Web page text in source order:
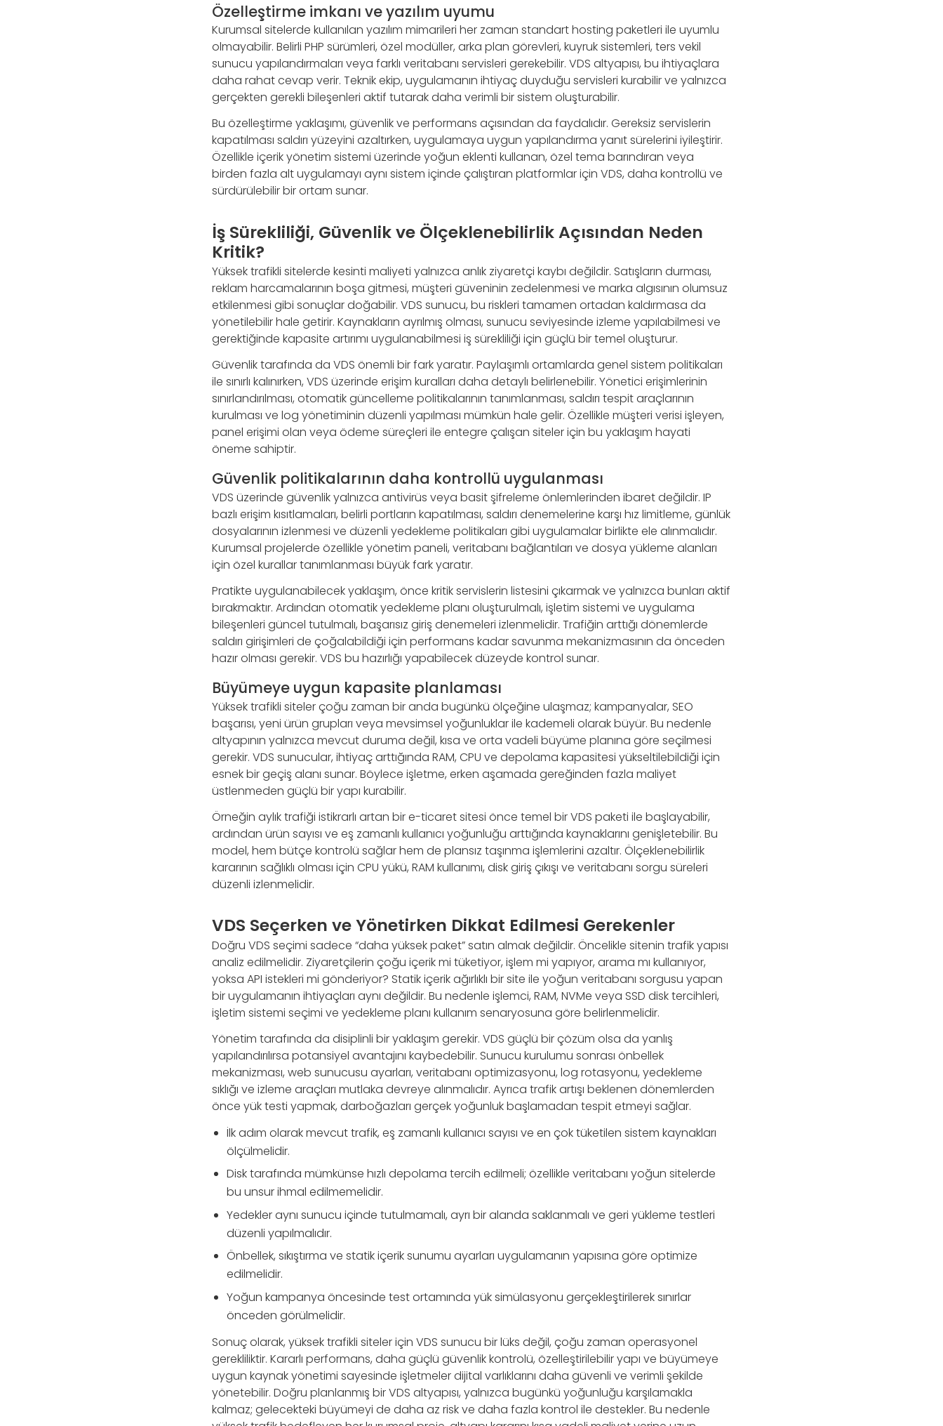
Özelleştirme imkanı ve yazılım uyumu
Kurumsal sitelerde kullanılan yazılım mimarileri her zaman standart hosting paketleri ile uyumlu
olmayabilir. Belirli PHP sürümleri, özel modüller, arka plan görevleri, kuyruk sistemleri, ters vekil
sunucu yapılandırmaları veya farklı veritabanı servisleri gerekebilir. VDS altyapısı, bu ihtiyaçlara
daha rahat cevap verir. Teknik ekip, uygulamanın ihtiyaç duyduğu servisleri kurabilir ve yalnızca
gerçekten gerekli bileşenleri aktif tutarak daha verimli bir sistem oluşturabilir.
Bu özelleştirme yaklaşımı, güvenlik ve performans açısından da faydalıdır. Gereksiz servislerin
kapatılması saldırı yüzeyini azaltırken, uygulamaya uygun yapılandırma yanıt sürelerini iyileştirir.
Özellikle içerik yönetim sistemi üzerinde yoğun eklenti kullanan, özel tema barındıran veya
birden fazla alt uygulamayı aynı sistem içinde çalıştıran platformlar için VDS, daha kontrollü ve
sürdürülebilir bir ortam sunar.
İş Sürekliliği, Güvenlik ve Ölçeklenebilirlik Açısından Neden
Kritik?
Yüksek trafikli sitelerde kesinti maliyeti yalnızca anlık ziyaretçi kaybı değildir. Satışların durması,
reklam harcamalarının boşa gitmesi, müşteri güveninin zedelenmesi ve marka algısının olumsuz
etkilenmesi gibi sonuçlar doğabilir. VDS sunucu, bu riskleri tamamen ortadan kaldırmasa da
yönetilebilir hale getirir. Kaynakların ayrılmış olması, sunucu seviyesinde izleme yapılabilmesi ve
gerektiğinde kapasite artırımı uygulanabilmesi iş sürekliliği için güçlü bir temel oluşturur.
Güvenlik tarafında da VDS önemli bir fark yaratır. Paylaşımlı ortamlarda genel sistem politikaları
ile sınırlı kalınırken, VDS üzerinde erişim kuralları daha detaylı belirlenebilir. Yönetici erişimlerinin
sınırlandırılması, otomatik güncelleme politikalarının tanımlanması, saldırı tespit araçlarının
kurulması ve log yönetiminin düzenli yapılması mümkün hale gelir. Özellikle müşteri verisi işleyen,
panel erişimi olan veya ödeme süreçleri ile entegre çalışan siteler için bu yaklaşım hayati
öneme sahiptir.
Güvenlik politikalarının daha kontrollü uygulanması
VDS üzerinde güvenlik yalnızca antivirüs veya basit şifreleme önlemlerinden ibaret değildir. IP
bazlı erişim kısıtlamaları, belirli portların kapatılması, saldırı denemelerine karşı hız limitleme, günlük
dosyalarının izlenmesi ve düzenli yedekleme politikaları gibi uygulamalar birlikte ele alınmalıdır.
Kurumsal projelerde özellikle yönetim paneli, veritabanı bağlantıları ve dosya yükleme alanları
için özel kurallar tanımlanması büyük fark yaratır.
Pratikte uygulanabilecek yaklaşım, önce kritik servislerin listesini çıkarmak ve yalnızca bunları aktif
bırakmaktır. Ardından otomatik yedekleme planı oluşturulmalı, işletim sistemi ve uygulama
bileşenleri güncel tutulmalı, başarısız giriş denemeleri izlenmelidir. Trafiğin arttığı dönemlerde
saldırı girişimleri de çoğalabildiği için performans kadar savunma mekanizmasının da önceden
hazır olması gerekir. VDS bu hazırlığı yapabilecek düzeyde kontrol sunar.
Büyümeye uygun kapasite planlaması
Yüksek trafikli siteler çoğu zaman bir anda bugünkü ölçeğine ulaşmaz; kampanyalar, SEO
başarısı, yeni ürün grupları veya mevsimsel yoğunluklar ile kademeli olarak büyür. Bu nedenle
altyapının yalnızca mevcut duruma değil, kısa ve orta vadeli büyüme planına göre seçilmesi
gerekir. VDS sunucular, ihtiyaç arttığında RAM, CPU ve depolama kapasitesi yükseltilebildiği için
esnek bir geçiş alanı sunar. Böylece işletme, erken aşamada gereğinden fazla maliyet
üstlenmeden güçlü bir yapı kurabilir.
Örneğin aylık trafiği istikrarlı artan bir e-ticaret sitesi önce temel bir VDS paketi ile başlayabilir,
ardından ürün sayısı ve eş zamanlı kullanıcı yoğunluğu arttığında kaynaklarını genişletebilir. Bu
model, hem bütçe kontrolü sağlar hem de plansız taşınma işlemlerini azaltır. Ölçeklenebilirlik
kararının sağlıklı olması için CPU yükü, RAM kullanımı, disk giriş çıkışı ve veritabanı sorgu süreleri
düzenli izlenmelidir.
VDS Seçerken ve Yönetirken Dikkat Edilmesi Gerekenler
Doğru VDS seçimi sadece “daha yüksek paket” satın almak değildir. Öncelikle sitenin trafik yapısı
analiz edilmelidir. Ziyaretçilerin çoğu içerik mi tüketiyor, işlem mi yapıyor, arama mı kullanıyor,
yoksa API istekleri mi gönderiyor? Statik içerik ağırlıklı bir site ile yoğun veritabanı sorgusu yapan
bir uygulamanın ihtiyaçları aynı değildir. Bu nedenle işlemci, RAM, NVMe veya SSD disk tercihleri,
işletim sistemi seçimi ve yedekleme planı kullanım senaryosuna göre belirlenmelidir.
Yönetim tarafında da disiplinli bir yaklaşım gerekir. VDS güçlü bir çözüm olsa da yanlış
yapılandırılırsa potansiyel avantajını kaybedebilir. Sunucu kurulumu sonrası önbellek
mekanizması, web sunucusu ayarları, veritabanı optimizasyonu, log rotasyonu, yedekleme
sıklığı ve izleme araçları mutlaka devreye alınmalıdır. Ayrıca trafik artışı beklenen dönemlerden
önce yük testi yapmak, darboğazları gerçek yoğunluk başlamadan tespit etmeyi sağlar.
İlk adım olarak mevcut trafik, eş zamanlı kullanıcı sayısı ve en çok tüketilen sistem kaynakları
ölçülmelidir.
Disk tarafında mümkünse hızlı depolama tercih edilmeli; özellikle veritabanı yoğun sitelerde
bu unsur ihmal edilmemelidir.
Yedekler aynı sunucu içinde tutulmamalı, ayrı bir alanda saklanmalı ve geri yükleme testleri
düzenli yapılmalıdır.
Önbellek, sıkıştırma ve statik içerik sunumu ayarları uygulamanın yapısına göre optimize
edilmelidir.
Yoğun kampanya öncesinde test ortamında yük simülasyonu gerçekleştirilerek sınırlar
önceden görülmelidir.
Sonuç olarak, yüksek trafikli siteler için VDS sunucu bir lüks değil, çoğu zaman operasyonel
gerekliliktir. Kararlı performans, daha güçlü güvenlik kontrolü, özelleştirilebilir yapı ve büyümeye
uygun kaynak yönetimi sayesinde işletmeler dijital varlıklarını daha güvenli ve verimli şekilde
yönetebilir. Doğru planlanmış bir VDS altyapısı, yalnızca bugünkü yoğunluğu karşılamakla
kalmaz; gelecekteki büyümeyi de daha az risk ve daha fazla kontrol ile destekler. Bu nedenle